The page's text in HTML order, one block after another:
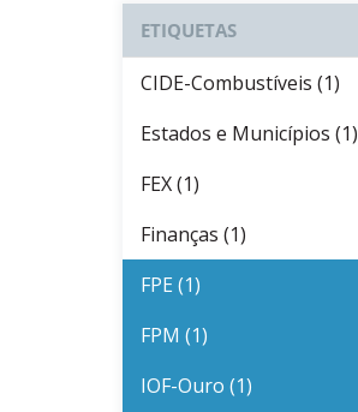
ETIQUETAS
CIDE-Combustíveis (1)
Estados e Municípios (1)
FEX (1)
Finanças (1)
FPE (1)
FPM (1)
IOF-Ouro (1)